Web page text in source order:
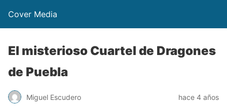
Cover Media
El misterioso Cuartel de Dragones
de Puebla
Miguel Escudero hace 4 años